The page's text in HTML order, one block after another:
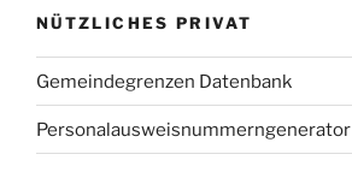
NÜTZLICHES PRIVAT
Gemeindegrenzen Datenbank
Personalausweisnummerngenerator